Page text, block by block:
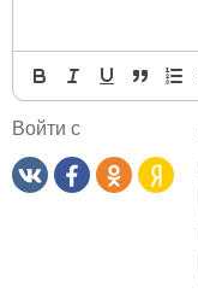
Войти с